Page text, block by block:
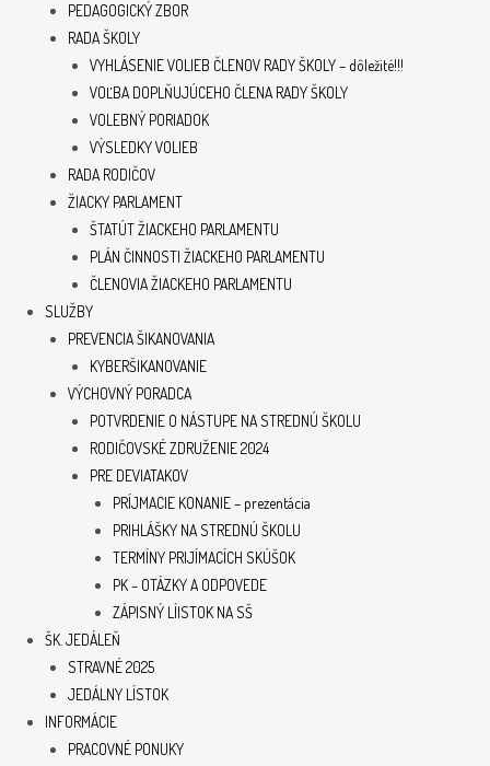
PEDAGOGICKÝ ZBOR
RADA ŠKOLY
VYHLÁSENIE VOLIEB ČLENOV RADY ŠKOLY – dôležité!!!
VOĽBA DOPLŇUJÚCEHO ČLENA RADY ŠKOLY
VOLEBNÝ PORIADOK
VÝSLEDKY VOLIEB
RADA RODIČOV
ŽIACKY PARLAMENT
ŠTATÚT ŽIACKEHO PARLAMENTU
PLÁN ČINNOSTI ŽIACKEHO PARLAMENTU
ČLENOVIA ŽIACKEHO PARLAMENTU
SLUŽBY
PREVENCIA ŠIKANOVANIA
KYBERŠIKANOVANIE
VÝCHOVNÝ PORADCA
POTVRDENIE O NÁSTUPE NA STREDNÚ ŠKOLU
RODIČOVSKÉ ZDRUŽENIE 2024
PRE DEVIATAKOV
PRÍJMACIE KONANIE – prezentácia
PRIHLÁŠKY NA STREDNÚ ŠKOLU
TERMÍNY PRIJÍMACÍCH SKÚŠOK
PK – OTÁZKY A ODPOVEDE
ZÁPISNÝ LÍISTOK NA SŠ
ŠK. JEDÁLEŇ
STRAVNÉ 2025
JEDÁLNY LÍSTOK
INFORMÁCIE
PRACOVNÉ PONUKY